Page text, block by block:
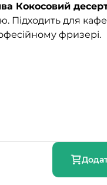
Кокосовий
для кафе,
фризері.